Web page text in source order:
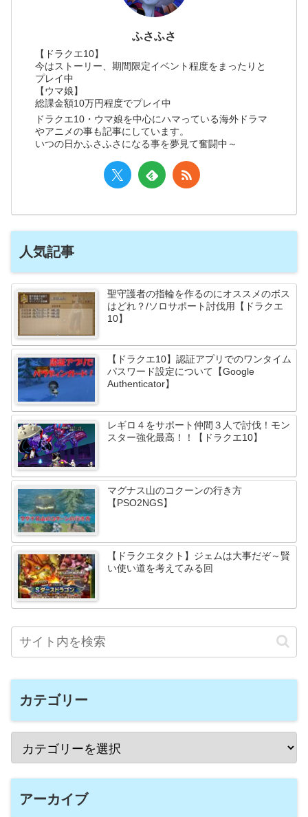
ふさふさ
【ドラクエ10】
今はストーリー、期間限定イベント程度をまったりと
プレイ中
【ウマ娘】
総課金額10万円程度でプレイ中
ドラクエ10・ウマ娘を中心にハマっている海外ドラマ
やアニメの事も記事にしています。
いつの日かふさふさになる事を夢見て奮闘中～
人気記事
聖守護者の指輪を作るのにオススメのボス
はどれ？/ソロサポート討伐用【ドラクエ
10】
【ドラクエ10】認証アプリでのワンタイム
パスワード設定について【Google
Authenticator】
レギロ４をサポート仲間３人で討伐！モン
スター強化最高！！【ドラクエ10】
マグナス山のコクーンの行き方
【PSO2NGS】
【ドラクエタクト】ジェムは大事だぞ～賢
い使い道を考えてみる回
カテゴリー
アーカイブ